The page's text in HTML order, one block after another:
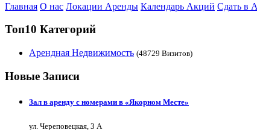
Главная О нас Локации Аренды Календарь Акций Сдать в
Топ10 Категорий
Арендная Недвижимость (48729 Визитов)
Новые Записи
Зал в аренду с номерами в «Якорном Месте»
ул. Череповецкая, 3 А